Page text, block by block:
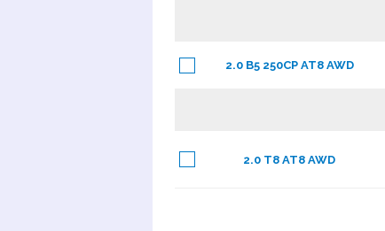
2.0 B5 250CP AT8 AWD
2.0 T8 AT8 AWD